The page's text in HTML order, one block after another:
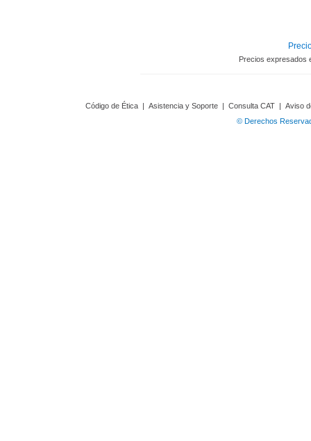
Precios expresados
Código de Ética | Asistencia y Soporte | Consulta CAT | Aviso
© Derechos